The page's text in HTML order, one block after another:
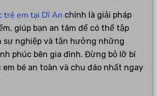
trẻ em tại Dĩ An chính là giải pháp
giúp bạn an tâm để có thể tập
sự nghiệp và tận hưởng những
phúc bên gia đình. Đừng bỏ lỡ bí
bé an toàn và chu đáo nhất ngay